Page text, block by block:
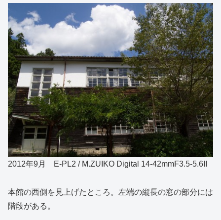
2012年9月 E-PL2 / M.ZUIKO Digital 14-42mmF3.5-5.6II
本館の西側を見上げたところ。左端の縦長の窓の部分には
階段がある。